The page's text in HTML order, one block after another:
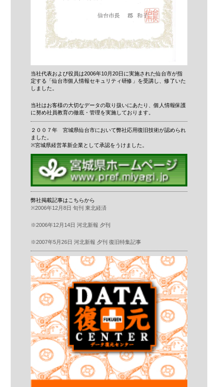
当社代表および役員は2006年10月20日に実施された仙台市が指
定する「仙台市個人情報セキュリティ研修」を受講し、修了いた
しました。
当社はお客様の大切なデータの取り扱いにあたり、個人情報保護
に努め社員教育の徹底・管理を実施しております。
２００７年 宮城県仙台市において弊社応用復旧技術が認められ
ました。
※宮城県経営革新企業として承認をうけました。
弊社掲載記事はこちらから
※2006年12月8日 旬刊 東北経済
※2006年12月14日 河北新報 夕刊
※2007年5月26日 河北新報 夕刊 復旧特集記事